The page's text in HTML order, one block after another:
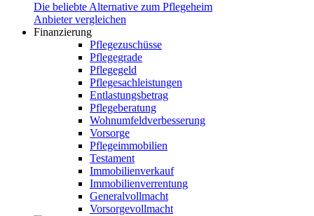
Die beliebte Alternative zum Pflegeheim
Anbieter vergleichen
Finanzierung
Pflegezuschüsse
Pflegegrade
Pflegegeld
Pflegesachleistungen
Entlastungsbetrag
Pflegeberatung
Wohnumfeldverbesserung
Vorsorge
Pflegeimmobilien
Testament
Immobilienverkauf
Immobilienverrentung
Generalvollmacht
Vorsorgevollmacht